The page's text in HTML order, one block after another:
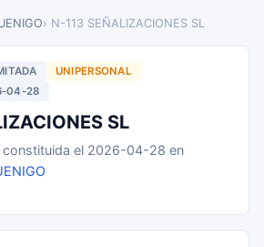
› N-113 SEÑALIZACIONES SL
UNIPERSONAL
04-28
SL
constituida el 2026-04-28 en